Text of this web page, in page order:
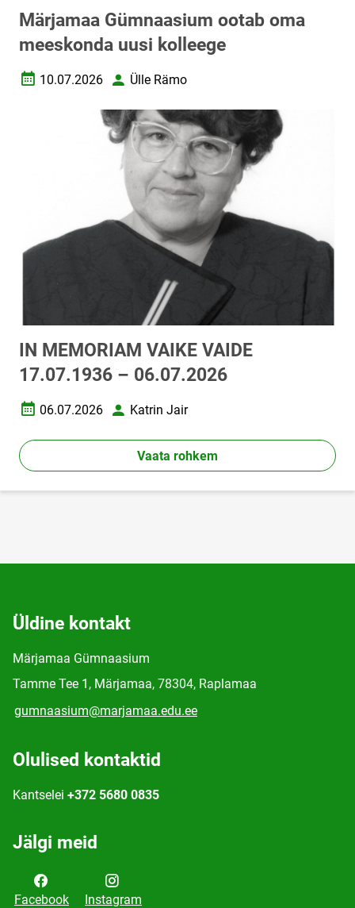
Märjamaa Gümnaasium ootab oma
meeskonda uusi kolleege
Loomise kuupäev
10.07.2026 AutorÜlle Rämo
IN MEMORIAM VAIKE VAIDE
17.07.1936 – 06.07.2026
Loomise kuupäev
06.07.2026 AutorKatrin Jair
Vaata rohkem
Üldine kontakt
Märjamaa Gümnaasium
Tamme Tee 1, Märjamaa, 78304, Raplamaa
gumnaasium@marjamaa.edu.ee
Olulised kontaktid
Kantselei +372 5680 0835
Jälgi meid
Facebook Instagram